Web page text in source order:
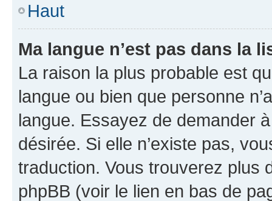
Haut
Ma langue n’est pas dans la
La raison la plus probable est
langue ou bien que personne
langue. Essayez de demander
désirée. Si elle n’existe pas,
traduction. Vous trouverez plus
phpBB (voir le lien en bas de